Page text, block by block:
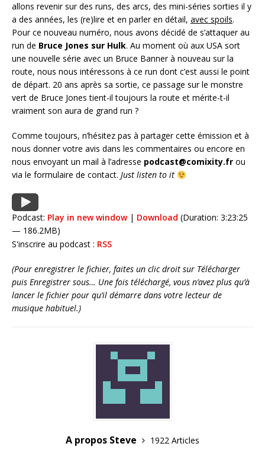
allons revenir sur des runs, des arcs, des mini-séries sorties il y
a des années, les (re)lire et en parler en détail, avec spoils.
Pour ce nouveau numéro, nous avons décidé de s’attaquer au
run de Bruce Jones sur Hulk. Au moment où aux USA sort
une nouvelle série avec un Bruce Banner à nouveau sur la
route, nous nous intéressons à ce run dont c’est aussi le point
de départ. 20 ans après sa sortie, ce passage sur le monstre
vert de Bruce Jones tient-il toujours la route et mérite-t-il
vraiment son aura de grand run ?
Comme toujours, n’hésitez pas à partager cette émission et à
nous donner votre avis dans les commentaires ou encore en
nous envoyant un mail à l’adresse podcast@comixity.fr ou
via le formulaire de contact. Just listen to it
Podcast: Play in new window| Download (Duration: 3:23:25
— 186.2MB)
S'inscrire au podcast : RSS
(Pour enregistrer le fichier, faites un clic droit sur Télécharger
puis Enregistrer sous… Une fois téléchargé, vous n’avez plus qu’à
lancer le fichier pour qu’il démarre dans votre lecteur de
musique habituel.)
A propos Steve
1922 Articles